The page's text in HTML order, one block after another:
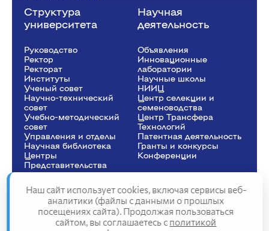
Структура
университета
Руководство
Ректор
Рeкторат
Институты
Ученый совет
Научно-технический
совет
Учебно-методический
совет
Управления и отделы
Научная библиотека
Центры
Представительства
Научная
деятельность
Объявления
Инновационные
лаборатории
Научные школы
НИИЦ
Центр селекции и
семеноводства
Центр Трансфера
Технологий
Патентная деятельность
Гранты и конкурсы
Конференции
Сведения об образовательной организации
Политика конфиденциальности
Наш сайт использует cookies, включая сервисы веб-
аналитики (файлы с данными о прошлых
посещениях сайта). Продолжая пользоваться
сайтом, вы соглашаетесь с политикой